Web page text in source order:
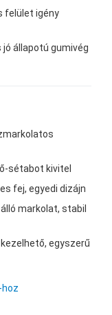
felület igény
állapotú gumivég
sétabot kivitel
fej, egyedi dizájn
markolat, stabil
egyszerű
hoz